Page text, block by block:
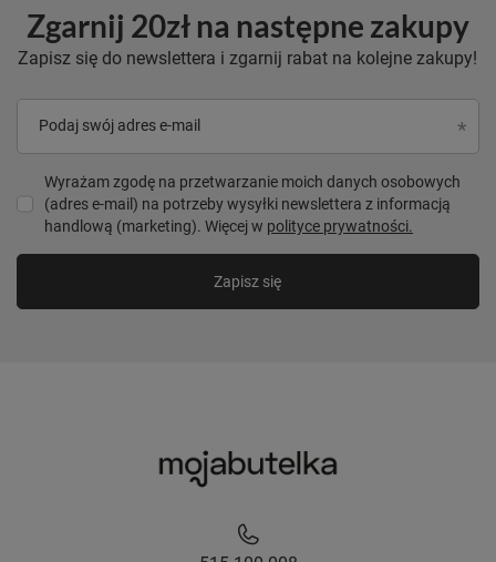
Zgarnij 20zł na następne zakupy
Zapisz się do newslettera i zgarnij rabat na kolejne zakupy!
Podaj swój adres e-mail
Wyrażam zgodę na przetwarzanie moich danych osobowych
(adres e-mail) na potrzeby wysyłki newslettera z informacją
handlową (marketing). Więcej w polityce prywatności.
Zapisz się